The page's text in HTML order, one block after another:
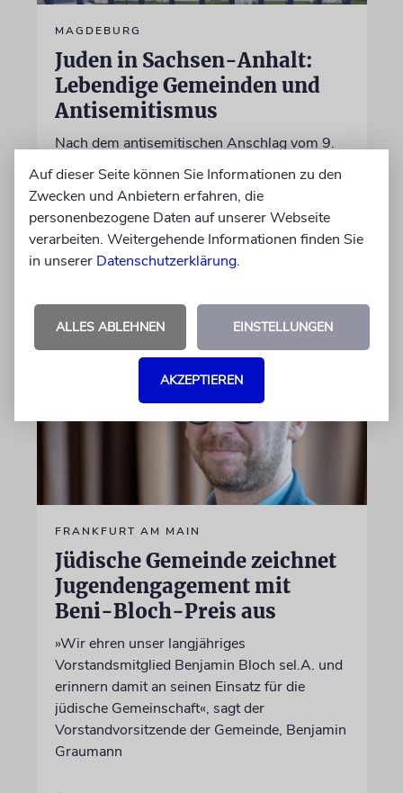
MAGDEBURG
Juden in Sachsen-Anhalt:
Lebendige Gemeinden und
Antisemitismus
Nach dem antisemitischen Anschlag vom 9.
Oktober 2019 in Halle (Saale) hat Sachsen-
Anhalt 2020 ein Landesprogramm für
jüdisches Leben beschlossen, um die jüdische
Gemeinschaft zu fördern und zu schützen
FRANKFURT AM MAIN
Jüdische Gemeinde zeichnet
Jugendengagement mit
Beni-Bloch-Preis aus
»Wir ehren unser langjähriges
Vorstandsmitglied Benjamin Bloch sel.A. und
erinnern damit an seinen Einsatz für die
jüdische Gemeinschaft«, sagt der
Vorstandvorsitzende der Gemeinde, Benjamin
Graumann
Auf dieser Seite können Sie Informationen zu den
Zwecken und Anbietern erfahren, die
personenbezogene Daten auf unserer Webseite
verarbeiten. Weitergehende Informationen finden Sie
in unserer Datenschutzerklärung.
ALLES ABLEHNEN EINSTELLUNGEN
AKZEPTIEREN